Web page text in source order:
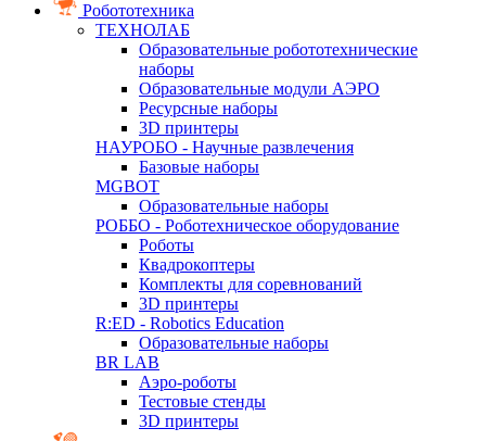
Робототехника
ТЕХНОЛАБ
Образовательные робототехнические
наборы
Образовательные модули АЭРО
Ресурсные наборы
3D принтеры
НАУРОБО - Научные развлечения
Базовые наборы
MGBOT
Образовательные наборы
РОББО - Роботехническое оборудование
Роботы
Квадрокоптеры
Комплекты для соревнований
3D принтеры
R:ED - Robotics Education
Образовательные наборы
BR LAB
Аэро-роботы
Тестовые стенды
3D принтеры